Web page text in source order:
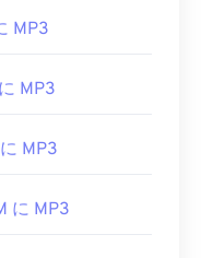
mpeg-
MP3
MP3
MP3
に MP3